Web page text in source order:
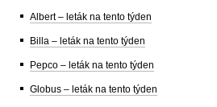
Albert – leták na tento týden
Billa – leták na tento týden
Pepco – leták na tento týden
Globus – leták na tento týden